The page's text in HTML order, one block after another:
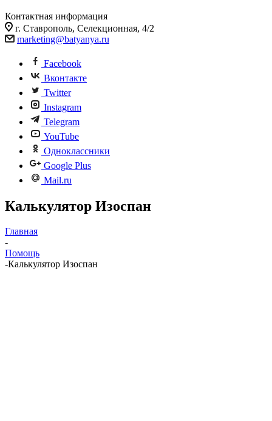
Контактная информация
г. Ставрополь, Селекционная, 4/2
marketing@batyanya.ru
Facebook
Вконтакте
Twitter
Instagram
Telegram
YouTube
Одноклассники
Google Plus
Mail.ru
Калькулятор Изоспан
Главная
-
Помощь
-Калькулятор Изоспан